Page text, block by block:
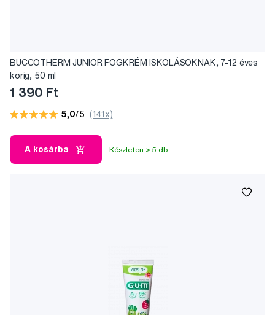
BUCCOTHERM JUNIOR FOGKRÉM ISKOLÁSOKNAK, 7-12 éves
korig, 50 ml
1 390 Ft
5,0/5 (141x)
A kosárba Készleten > 5 db